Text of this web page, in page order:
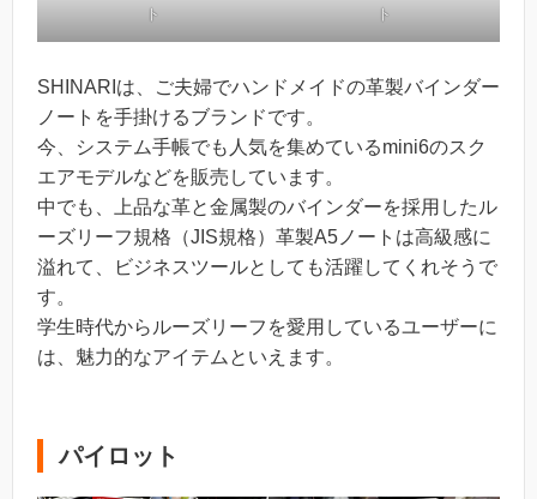
ト
ト
SHINARIは、ご夫婦でハンドメイドの革製バインダー
ノートを手掛けるブランドです。
今、システム手帳でも人気を集めているmini6のスク
エアモデルなどを販売しています。
中でも、上品な革と金属製のバインダーを採用したル
ーズリーフ規格（JIS規格）革製A5ノートは高級感に
溢れて、ビジネスツールとしても活躍してくれそうで
す。
学生時代からルーズリーフを愛用しているユーザーに
は、魅力的なアイテムといえます。
パイロット